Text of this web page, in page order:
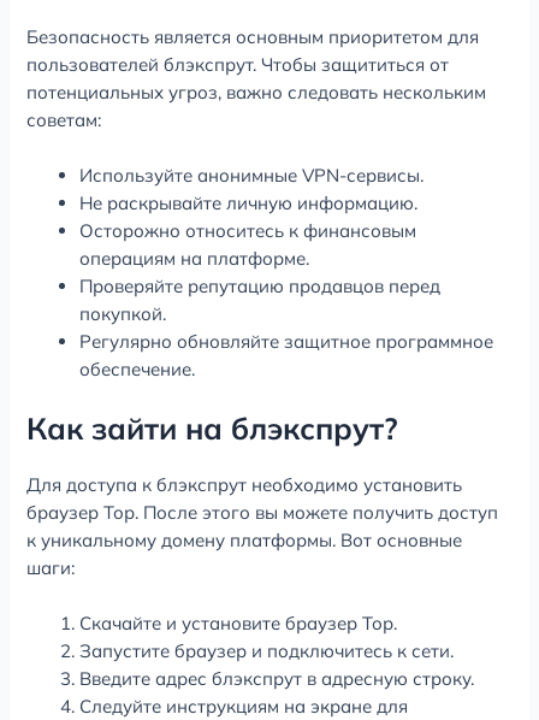
Безопасность является основным приоритетом для
пользователей блэкспрут. Чтобы защититься от
потенциальных угроз, важно следовать нескольким
советам:
Используйте анонимные VPN-сервисы.
Не раскрывайте личную информацию.
Осторожно относитесь к финансовым
операциям на платформе.
Проверяйте репутацию продавцов перед
покупкой.
Регулярно обновляйте защитное программное
обеспечение.
Как зайти на блэкспрут?
Для доступа к блэкспрут необходимо установить
браузер Тор. После этого вы можете получить доступ
к уникальному домену платформы. Вот основные
шаги:
Скачайте и установите браузер Тор.
Запустите браузер и подключитесь к сети.
Введите адрес блэкспрут в адресную строку.
Следуйте инструкциям на экране для